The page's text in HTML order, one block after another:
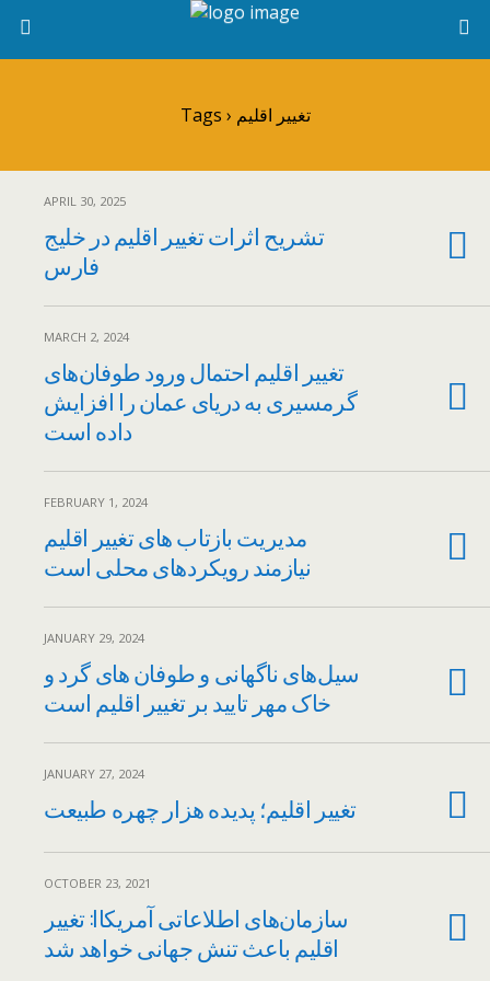
Tags › تغییر اقلیم
APRIL 30, 2025
تشریح اثرات تغییر اقلیم در خلیج
فارس
MARCH 2, 2024
تغییر اقلیم احتمال ورود طوفان‌های
گرمسیری به دریای عمان را افزایش
داده است
FEBRUARY 1, 2024
مدیریت بازتاب های تغییر اقلیم
نیازمند رویکردهای محلی است
JANUARY 29, 2024
سیل‌های ناگهانی و طوفان های گرد و
خاک مهر تایید بر تغییر اقلیم است
JANUARY 27, 2024
تغییر اقلیم؛ پدیده هزار چهره طبیعت
OCTOBER 23, 2021
سازمان‌های اطلاعاتی آمریکاا: تغییر
اقلیم باعث تنش جهانی خواهد شد